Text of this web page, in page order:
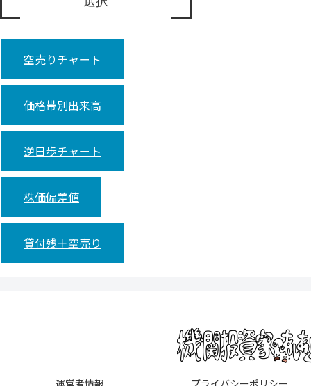
空売りチャート
価格帯別出来高
逆日歩チャート
株価偏差値
貸付残＋空売り